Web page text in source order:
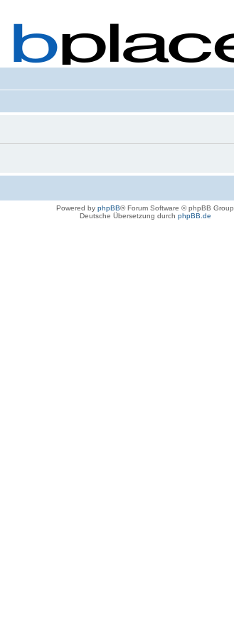
Powered by phpBB® Forum Software © phpBB Group
Deutsche Übersetzung durch phpBB.de